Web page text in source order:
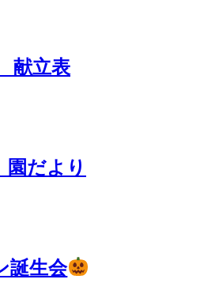
献立表
だより
誕生会